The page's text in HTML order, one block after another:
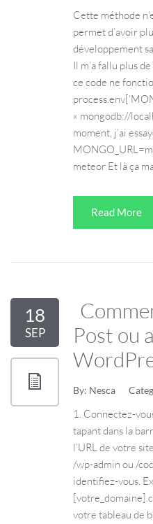
Cette méthode
permet d’avoir
développement
Il m’a fallu plus
ce code ne
« mongodb://
moment, j’ai
meteor Et là ça
Read More
18
SEP
Post ou
By: Nesca
1. Connectez-
tapant dans la
l’URL de votre
/wp-admin ou /
identifiez-vous.
votre tableau de